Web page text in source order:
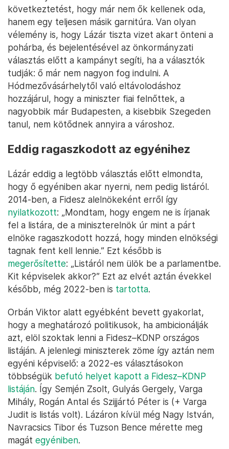
következtetést, hogy már nem ők kellenek oda,
hanem egy teljesen másik garnitúra. Van olyan
vélemény is, hogy Lázár tiszta vizet akart önteni a
pohárba, és bejelentésével az önkormányzati
választás előtt a kampányt segíti, ha a választók
tudják: ő már nem nagyon fog indulni. A
Hódmezővásárhelytől való eltávolodáshoz
hozzájárul, hogy a miniszter fiai felnőttek, a
nagyobbik már Budapesten, a kisebbik Szegeden
tanul, nem kötődnek annyira a városhoz.
Eddig ragaszkodott az egyénihez
Lázár eddig a legtöbb választás előtt elmondta,
hogy ő egyéniben akar nyerni, nem pedig listáról.
2014-ben, a Fidesz alelnökeként erről így
nyilatkozott: „Mondtam, hogy engem ne is írjanak
fel a listára, de a miniszterelnök úr mint a párt
elnöke ragaszkodott hozzá, hogy minden elnökségi
tagnak fent kell lennie.” Ezt később is
megerősítette: „Listáról nem ülök be a parlamentbe.
Kit képviselek akkor?” Ezt az elvét aztán évekkel
később, még 2022-ben is tartotta.
Orbán Viktor alatt egyébként bevett gyakorlat,
hogy a meghatározó politikusok, ha ambicionálják
azt, elöl szoktak lenni a Fidesz–KDNP országos
listáján. A jelenlegi miniszterek zöme így aztán nem
egyéni képviselő: a 2022-es választásokon
többségük befutó helyet kapott a Fidesz–KDNP
listáján. Így Semjén Zsolt, Gulyás Gergely, Varga
Mihály, Rogán Antal és Szijjártó Péter is (+ Varga
Judit is listás volt). Lázáron kívül még Nagy István,
Navracsics Tibor és Tuzson Bence mérette meg
magát egyéniben.